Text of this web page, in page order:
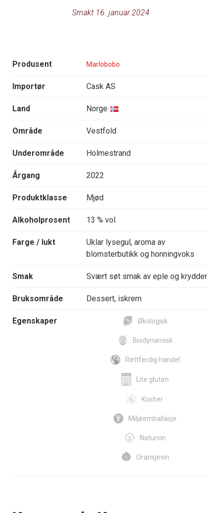
Smakt 16. januar 2024
Produsent Marlobobo
Importør Cask AS
Land Norge
Område Vestfold
Underområde Holmestrand
Årgang 2022
Produktklasse Mjød
Alkoholprosent 13 % vol.
Farge / lukt
Uklar lysegul, aroma av
blomsterbutikk og honningvoks
Smak Svært søt smak av eple og krydder
Bruksområde Dessert, iskrem
Egenskaper Økologisk
Biodynamisk
Rettferdig handel
Lite gluten
Kosher
Miljøemballasje
Naturvin
Oransjevin